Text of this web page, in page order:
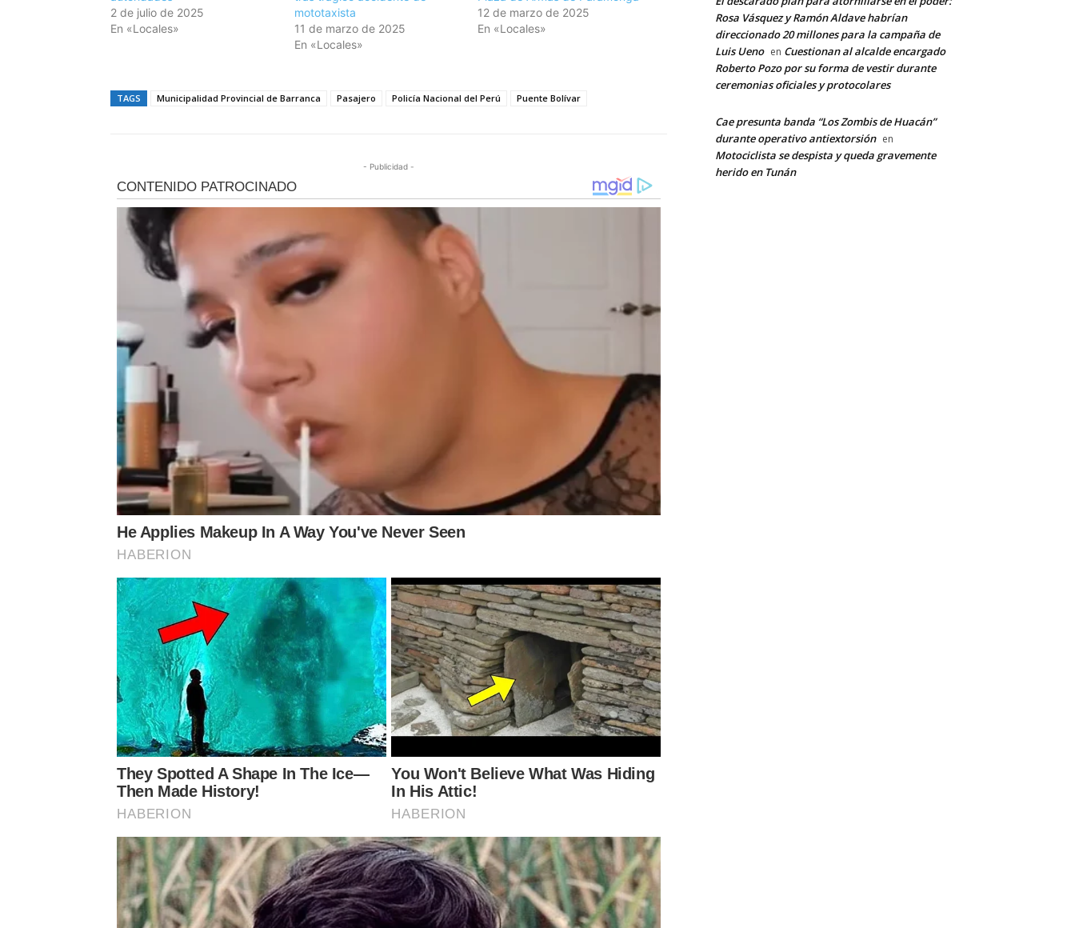
.
2 de julio de 2025
En «Locales»
mototaxista
11 de marzo de 2025
En «Locales»
12 de marzo de 2025
En «Locales»
TAGS Municipalidad Provincial de Barranca Pasajero Policía Nacional del Perú Puente Bolívar
- Publicidad -
Rosa Vásquez y Ramón Aldave habrían
direccionado 20 millones para la campaña de
Luis Ueno en Cuestionan al alcalde encargado
Roberto Pozo por su forma de vestir durante
ceremonias oficiales y protocolares
Cae presunta banda “Los Zombis de Huacán”
durante operativo antiextorsión en
Motociclista se despista y queda gravemente
herido en Tunán